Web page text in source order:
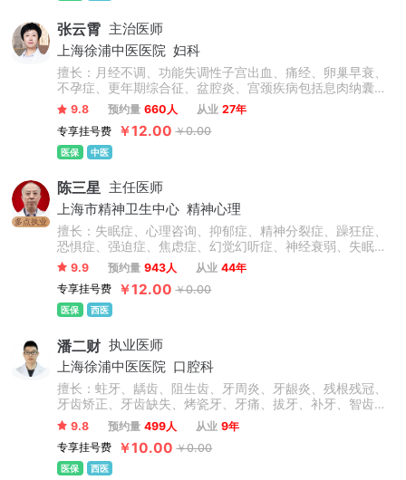
疗，尤其擅长抑郁焦虑与精神分裂症的诊治。
张云霄 主治医师
上海徐浦中医医院 妇科
擅长：月经不调、功能失调性子宫出血、痛经、卵巢早衰、
不孕症、更年期综合征、盆腔炎、宫颈疾病包括息肉纳囊病
毒感染等、卵巢囊肿、子宫肌瘤、乳腺增生、情志抑郁焦虑
失眠调理、内分泌失调、肥胖症、外阴炎、外阴白斑、阴道
炎、阴道菌群失调。
9.8 预约量 660人 从业 27年
专享挂号费
￥12.00 ￥0.00
医保 中医
多点执业
陈三星 主任医师
上海市精神卫生中心 精神心理
擅长：失眠症、心理咨询、抑郁症、精神分裂症、躁狂症、
恐惧症、强迫症、焦虑症、幻觉幻听症、神经衰弱、失眠多
梦、脑损伤、精神障碍、青少年抑郁症、双相情感障碍、疑
病症、植物神经紊乱、情绪障碍心理治疗、心理干预、创伤
后应激障碍等精神心理疾病的诊断与精准个性化治疗。擅于
运用心理学原理疏导情绪问题、人际关系问题。
9.9 预约量 943人 从业 44年
专享挂号费
￥12.00 ￥0.00
医保 西医
潘二财 执业医师
上海徐浦中医医院 口腔科
擅长：蛀牙、龋齿、阻生齿、牙周炎、牙龈炎、残根残冠、
牙齿矫正、牙齿缺失、烤瓷牙、牙痛、拔牙、补牙、智齿、
根管治疗等，此外对于前牙美容修复、牙齿缺失的冠(桥)修
复、以及咬合重建的复杂义齿修复、全口义齿修复、直丝弓
矫正、自锁矫正、隐形矫正、牙齿美容、牙齿修复、烤瓷
牙、美白贴面等技术操作熟练，临床经验丰富。
9.8 预约量 499人 从业 9年
专享挂号费
￥10.00 ￥0.00
医保 西医